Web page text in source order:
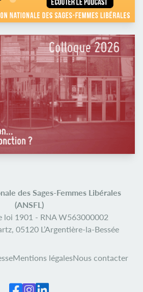
des Sages-Femmes Libérales
(ANSFL)
loi 1901 - RNA W563000002
05120 L’Argentière-la-Bessée
Mentions légalesNous contacter